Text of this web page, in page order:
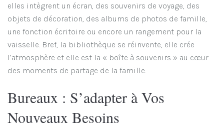
elles intègrent un écran, des souvenirs de voyage, des
objets de décoration, des albums de photos de famille,
une fonction écritoire ou encore un rangement pour la
vaisselle. Bref, la bibliothèque se réinvente, elle crée
l’atmosphère et elle est la « boîte à souvenirs » au cœur
des moments de partage de la famille.
Bureaux : S’adapter à Vos
Nouveaux Besoins